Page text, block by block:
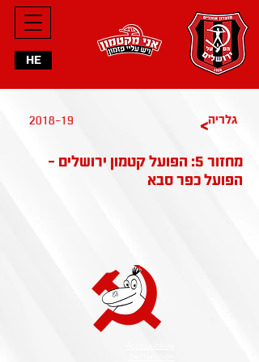
HE
2018-19 >גלריה
מחזור 5: הפועל קטמון ירושלים -
הפועל כפר סבא